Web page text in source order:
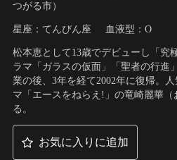
つがる市）
星座：てんびん座 血液型：O
松本恵として13歳でデビューし「究
ラマ「ガラスの仮面」「聖者の行進
業の後、3年を経て2002年に復帰。
マ「エースをねらえ!」の竜崎麗華
る。
お気に入りに追加